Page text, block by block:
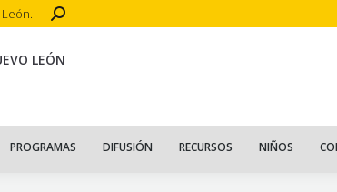
Search:
LEÓN
PROGRAMAS DIFUSIÓN RECURSOS NIÑOS
DE PUBLICACIONES PROGRAMAS DIFUSIÓN